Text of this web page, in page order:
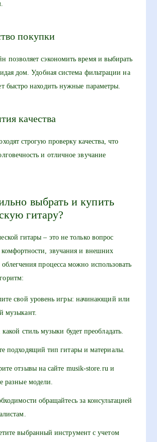
покупки
позволяет сэкономить время и выбирать
дом. Удобная система фильтрации на
быстро находить нужные параметры.
качества
строгую проверку качества, что
и отличное звучание
выбрать и купить
гитару?
гитары – это не только вопрос
звучания и внешних
процесса можно использовать
свой уровень игры: начинающий или
музыкант.
стиль музыки будет преобладать.
подходящий тип гитары и материалы.
отзывы на сайте musik-store.ru и
разные модели.
обращайтесь за консультацией
выбранный инструмент с учетом